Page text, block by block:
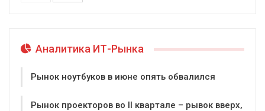
Аналитика ИТ-Рынка
Рынок ноутбуков в июне опять обвалился
Рынок проекторов во II квартале – рывок вверх,